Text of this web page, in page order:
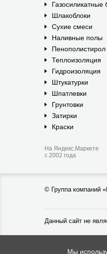
Газосиликатные
Шлакоблоки
Сухие смеси
Наливные полы
Пенополистирол
Теплоизоляция
Гидроизоляция
Штукатурки
Шпатлевки
Грунтовки
Затирки
Краски
На Яндекс.Маркете
с 2002 года
© Группа компаний
Данный сайт не
Мы